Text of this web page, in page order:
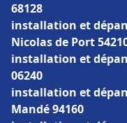
68128
installation et
Nicolas de Port
installation et
06240
installation et
Mandé 94160